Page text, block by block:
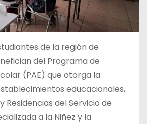
de la región de
del Programa de
(PAE) que otorga la
educacionales,
Residencias del Servicio de
a la Niñez y la